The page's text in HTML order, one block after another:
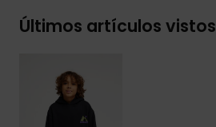
Últimos artículos vistos